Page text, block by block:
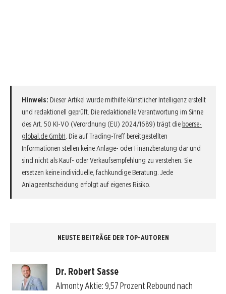
Hinweis: Dieser Artikel wurde mithilfe Künstlicher Intelligenz erstellt
und redaktionell geprüft. Die redaktionelle Verantwortung im Sinne
des Art. 50 KI-VO (Verordnung (EU) 2024/1689) trägt die boerse-
global.de GmbH . Die auf Trading-Treff bereitgestellten
Informationen stellen keine Anlage- oder Finanzberatung dar und
sind nicht als Kauf- oder Verkaufsempfehlung zu verstehen. Sie
ersetzen keine individuelle, fachkundige Beratung. Jede
Anlageentscheidung erfolgt auf eigenes Risiko.
NEUSTE BEITRÄGE DER TOP-AUTOREN
Dr. Robert Sasse
Almonty Aktie: 9,57 Prozent Rebound nach